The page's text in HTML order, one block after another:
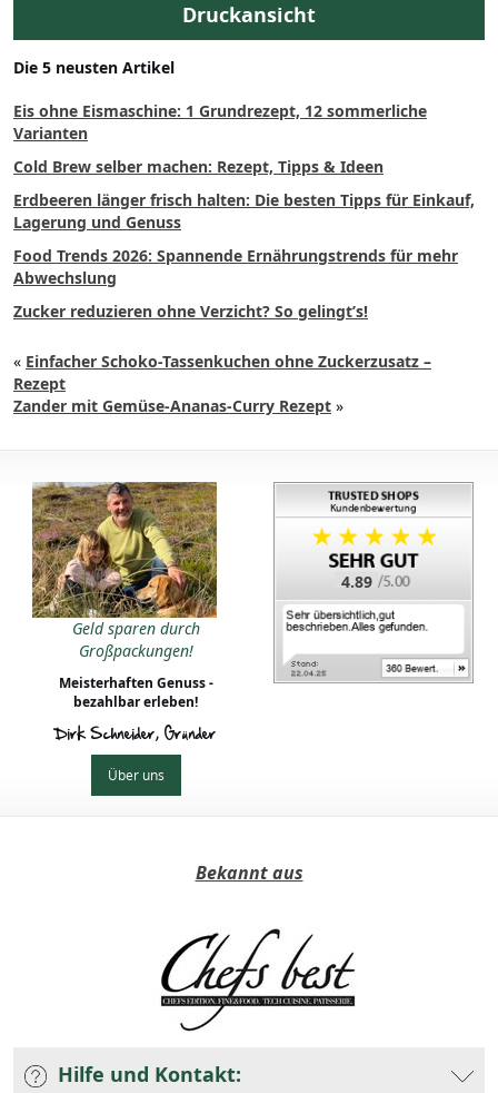
Druckansicht
Die 5 neusten Artikel
Eis ohne Eismaschine: 1 Grundrezept, 12 sommerliche
Varianten
Cold Brew selber machen: Rezept, Tipps & Ideen
Erdbeeren länger frisch halten: Die besten Tipps für Einkauf,
Lagerung und Genuss
Food Trends 2026: Spannende Ernährungstrends für mehr
Abwechslung
Zucker reduzieren ohne Verzicht? So gelingt’s!
« Einfacher Schoko-Tassenkuchen ohne Zuckerzusatz –
Rezept
Zander mit Gemüse-Ananas-Curry Rezept »
Geld sparen durch
Großpackungen!
Meisterhaften Genuss -
bezahlbar erleben!
Dirk Schneider, Gründer
Über uns
4.89
Bekannt aus
Hilfe und Kontakt: